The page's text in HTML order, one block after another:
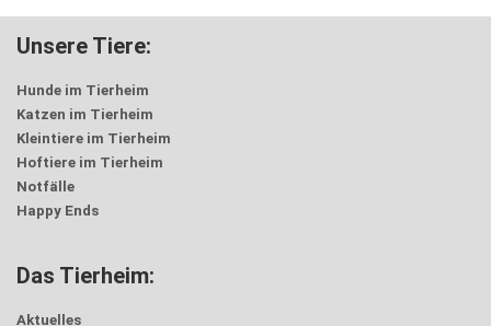
Unsere Tiere:
Hunde im Tierheim
Katzen im Tierheim
Kleintiere im Tierheim
Hoftiere im Tierheim
Notfälle
Happy Ends
Das Tierheim:
Aktuelles